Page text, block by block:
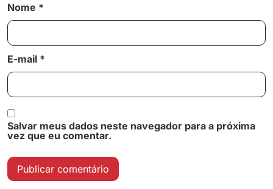
Nome *
E-mail *
Salvar meus dados neste navegador para a próxima
vez que eu comentar.